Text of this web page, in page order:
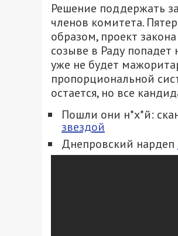
Решение поддержать
членов комитета.
образом, проект
созыве в Раду
уже не будет
пропорциональной
остается, но все
Пошли они н*х*й:
звездой
Днепровский нардеп